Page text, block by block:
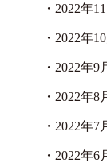
・ 2022年
・ 2022年
・ 2022年9
・ 2022年8
・ 2022年7
・ 2022年6